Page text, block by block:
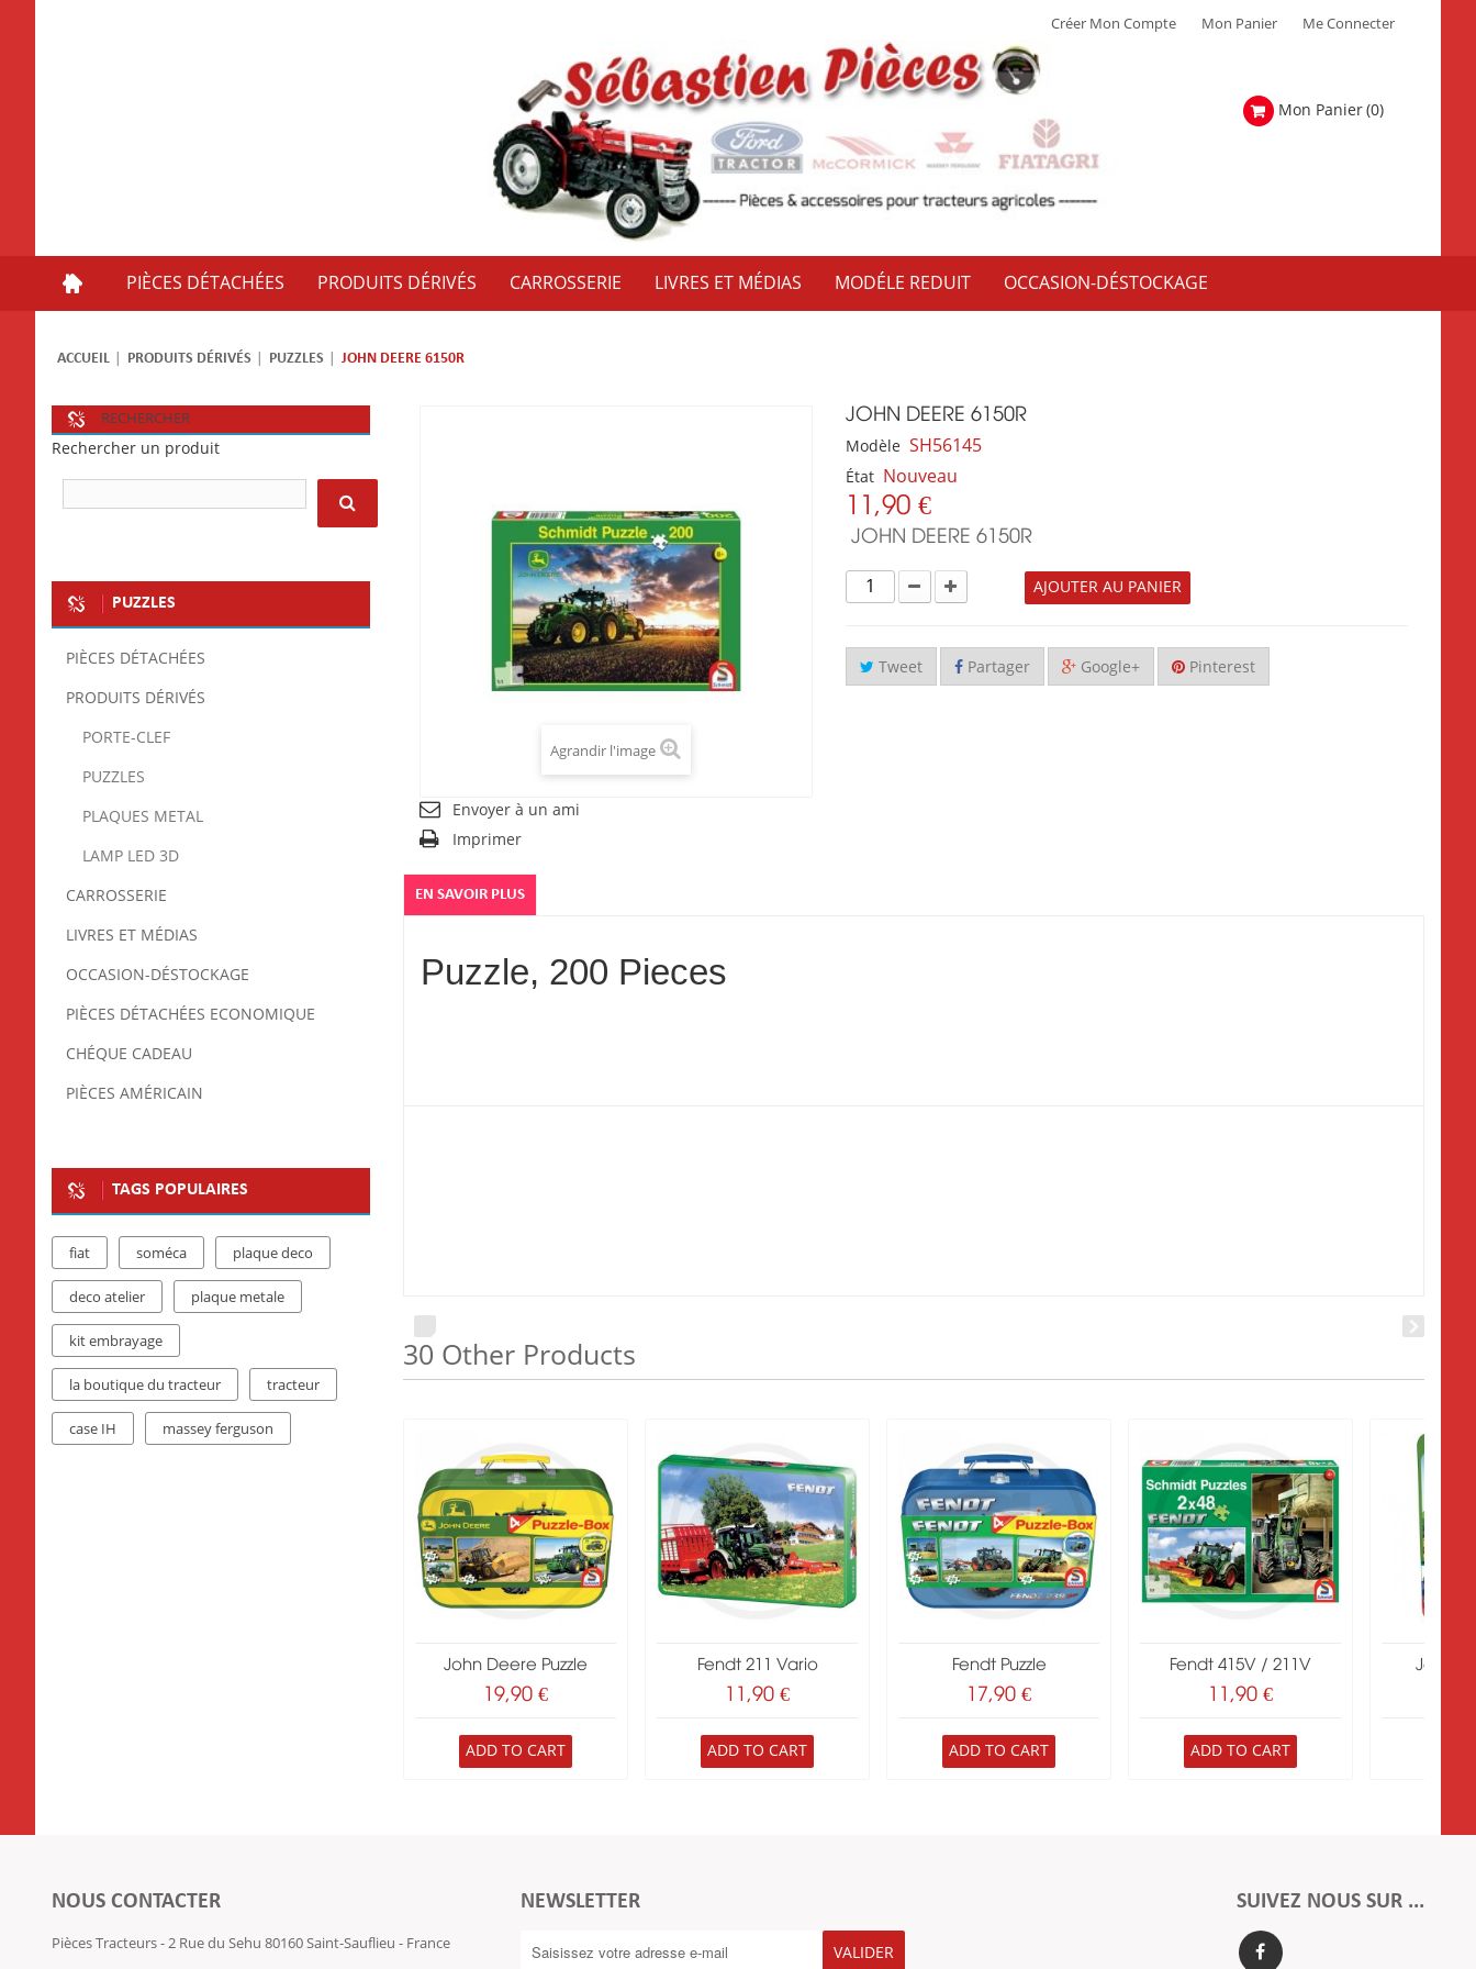
Créer Mon Compte Mon Panier Me Connecter
Mon Panier(0)
PIÈCES DÉTACHÉES PRODUITS DÉRIVÉS CARROSSERIE LIVRES ET MÉDIAS MODÉLE REDUIT OCCASION-DÉSTOCKAGE
ACCUEIL PRODUITS DÉRIVÉS PUZZLES JOHN DEERE 6150R
RECHERCHER
Rechercher un produit
PUZZLES
PIÈCES DÉTACHÉES
PRODUITS DÉRIVÉS
PORTE-CLEF
PUZZLES
PLAQUES METAL
LAMP LED 3D
CARROSSERIE
LIVRES ET MÉDIAS
OCCASION-DÉSTOCKAGE
PIÈCES DÉTACHÉES ECONOMIQUE
CHÉQUE CADEAU
PIÈCES AMÉRICAIN
TAGS POPULAIRES
fiat soméca plaque deco
deco atelier plaque metale
kit embrayage
la boutique du tracteur tracteur
case IH massey ferguson
Agrandir l'image
Envoyer à un ami
Imprimer
JOHN DEERE 6150R
Modèle SH56145
État Nouveau
11,90 €
JOHN DEERE 6150R
AJOUTER AU PANIER
Tweet Partager Google+ Pinterest
EN SAVOIR PLUS
Puzzle, 200 Pieces
30 Other Products
John Deere Puzzle
19,90 €
ADD TO CART
Fendt 211 Vario
11,90 €
ADD TO CART
Fendt Puzzle
17,90 €
ADD TO CART
Fendt 415V / 211V
11,90 €
ADD TO CART
Jeux
NOUS CONTACTER
Pièces Tracteurs - 2 Rue du Sehu 80160 Saint-Sauflieu - France
NEWSLETTER
VALIDER
SUIVEZ NOUS SUR ...